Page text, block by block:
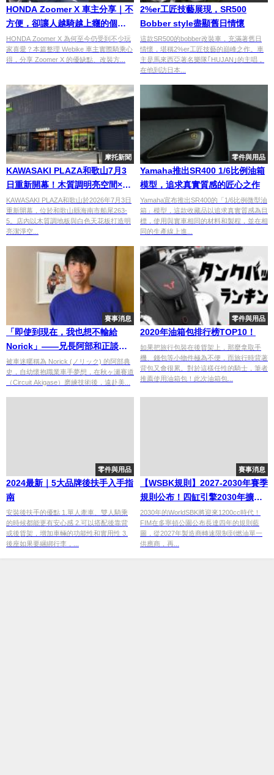
HONDA Zoomer X 車主分享｜不
方便，卻讓人越騎越上癮的個性
速克達【Webike愛車精選】
HONDA Zoomer X 為何至今仍受到不少玩
家喜愛？本篇整理 Webike 車主實際騎乘心
得，分享 Zoomer X 的優缺點、改裝方...
2%er工匠技藝展現，SR500
Bobber style盡顯舊日情懷
這款SR500的bobber改裝車，充滿著舊日
情懷，堪稱2%er工匠技藝的巔峰之作。車
主是馬來西亞著名樂隊｢HUJAN｣的主唱，
在他到訪日本...
摩托新聞
KAWASAKI PLAZA和歌山7月3
日重新開幕！木質調明亮空間×展
示籠×傳承牆×騎士交流空間全面
升級
KAWASAKI PLAZA和歌山於2026年7月3日
重新開幕，位於和歌山縣海南市船尾263-
5。店內以木質調地板與白色天花板打造明
亮潔淨空...
零件與用品
Yamaha推出SR400 1/6比例油箱
模型，追求真實質感的匠心之作
Yamaha宣布推出SR400的「1/6比例微型油
箱」模型，這款收藏品以追求真實質感為目
標，使用與實車相同的材料和製程，並在相
同的生產線上進...
賽事消息
「即使到現在，我也想不輸給
Norick」——兄長阿部和正談阿
部典史｜連載 #3
被車迷暱稱為 Norick (ノリック) 的阿部典
史，自幼懷抱職業車手夢想，在秋ヶ瀬賽道
（Circuit Akigase）磨練技術後，遠赴美...
零件與用品
2020年油箱包排行榜TOP10！
如果把旅行包裝在後貨架上，那麼拿取手
機、錢包等小物件極為不便，而旅行時背著
背包又會很累。對於這樣任性的騎士，筆者
推薦使用油箱包！此次油箱包...
零件與用品
2024最新｜5大品牌後扶手入手指
南
安裝後扶手的優點 1.單人牽車、雙人騎乘
的時候都能更有安心感 2.可以搭配後靠背
或後貨架，增加車輛的功能性和實用性 3.
後座如果要綑綁行李，...
賽事消息
【WSBK規則】2027-2030年賽季
規則公布！四缸引擎2030年擴大
至1200cc×2027年轉速限制×燃油
單一供應商
2030年的WorldSBK將迎來1200cc時代！
FIM在多寧頓公園公布長達四年的規則藍
圖，從2027年製造商轉速限制到燃油單一
供應商，再...